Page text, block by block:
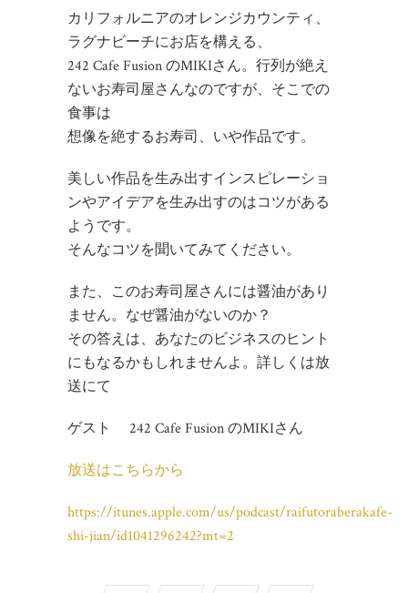
カリフォルニアのオレンジカウンティ、
ラグナビーチにお店を構える、
242 Cafe Fusion のMIKIさん。行列が絶え
ないお寿司屋さんなのですが、そこでの
食事は
想像を絶するお寿司、いや作品です。
美しい作品を生み出すインスピレーショ
ンやアイデアを生み出すのはコツがある
ようです。
そんなコツを聞いてみてください。
また、このお寿司屋さんには醤油があり
ません。なぜ醤油がないのか？
その答えは、あなたのビジネスのヒント
にもなるかもしれませんよ。詳しくは放
送にて
ゲスト 242 Cafe Fusion のMIKIさん
放送はこちらから
https://itunes.apple.com/us/podcast/raifutoraberakafe-
shi-jian/id1041296242?mt=2